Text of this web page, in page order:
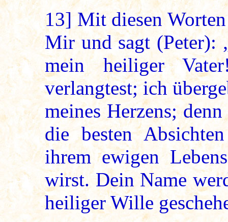
13] Mit diesen
Mir und sagt (Peter):
mein heiliger
verlangtest; ich
meines Herzens;
die besten
ihrem ewigen
wirst. Dein Name
heiliger Wille